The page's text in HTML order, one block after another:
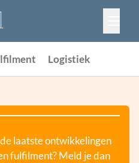
Logistiek
laatste ontwikkelingen
fulfilment? Meld je dan